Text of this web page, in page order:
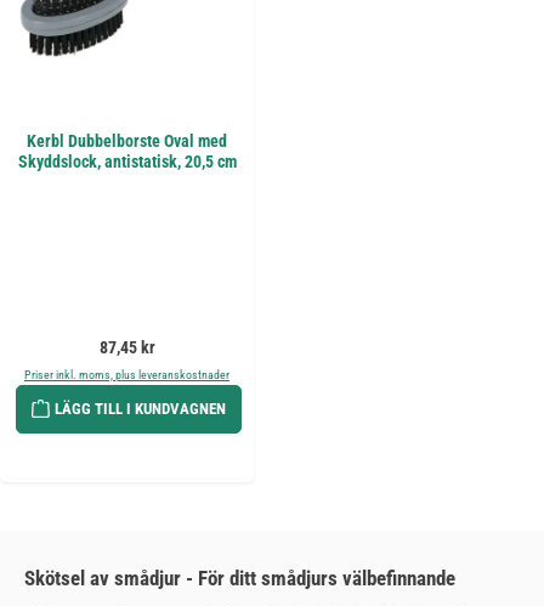
Kerbl Dubbelborste Oval med
Skyddslock, antistatisk, 20,5 cm
Ordinarie pris:
87,45 kr
Priser inkl. moms, plus leveranskostnader
LÄGG TILL I KUNDVAGNEN
Skötsel av smådjur - För ditt smådjurs välbefinnande